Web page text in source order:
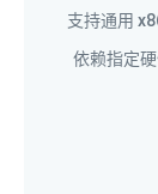
支持通用
依赖指定